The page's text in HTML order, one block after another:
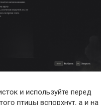
и используйте перед
птицы вспорхнут, а и на